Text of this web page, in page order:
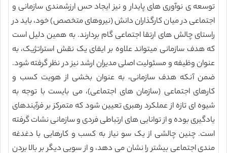
توسعه ی نوآوری های پایدار و نیز ایجاد حس ارزشمندی سازمانی و
اجتماعی در میان کارگذاران دانش (نیروهای متخصص) خود، باید در
راستای چالش های ارتقا اجتماعی گام بردارند. به همین دلیل است
که هدف سازمانی میتواند علاوه بر ایفای یک نقش استراتژیک، به
عنوان وظیفه و مسئولیت اصلی مدیران ارشد نیز در نظر گرفته شود.
ضمن آنکه هدف سازمانی، به عنوان بخشی از هویت کسب و
کارهای اجتماعی (سازمان های اجتماعی)، می بایست با توجه به
شیوه ای تازه از عملکرد رهبری تعیین شود که متمرکز بر فرآیندهای
یادگیری بوده و از توانایی های ارتباطی فردی و سازمانی نشات گرفته
است. چنین چالشی از یک سو نیاز به کسب و کارهایی با دغدغه
مندی اجتماعی بیشتر را نشان می دهد، و از سویی دیگر بر بالا بردن